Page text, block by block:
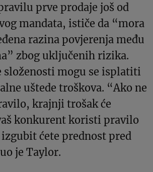
prve prodaje još od
mandata, ističe da “mora
razina povjerenja među
zbog uključenih rizika.
složenosti mogu se isplatiti
uštede troškova. “Ako ne
krajnji trošak će
konkurent koristi pravilo
ćete prednost pred
je Taylor.